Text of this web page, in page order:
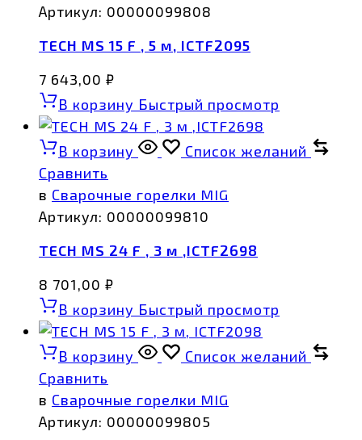
Артикул: 00000099808
TECH MS 15 F , 5 м, ICTF2095
7 643,00 ₽
В корзину Быстрый просмотр
В корзину
Список желаний
Сравнить
в Сварочные горелки MIG
Артикул: 00000099810
TECH MS 24 F , 3 м ,ICTF2698
8 701,00 ₽
В корзину Быстрый просмотр
В корзину
Список желаний
Сравнить
в Сварочные горелки MIG
Артикул: 00000099805